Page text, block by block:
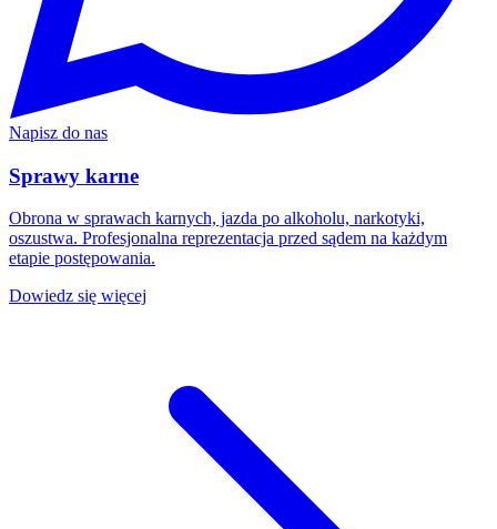
Napisz do nas
Sprawy karne
Obrona w sprawach karnych, jazda po alkoholu, narkotyki,
oszustwa. Profesjonalna reprezentacja przed sądem na każdym
etapie postępowania.
Dowiedz się więcej